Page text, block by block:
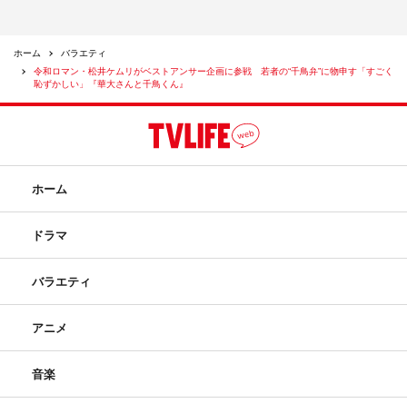
ホーム
バラエティ
令和ロマン・松井ケムリがベストアンサー企画に参戦 若者の“千鳥弁”に物申す「すごく
恥ずかしい」『華大さんと千鳥くん』
ホーム
ドラマ
バラエティ
アニメ
音楽